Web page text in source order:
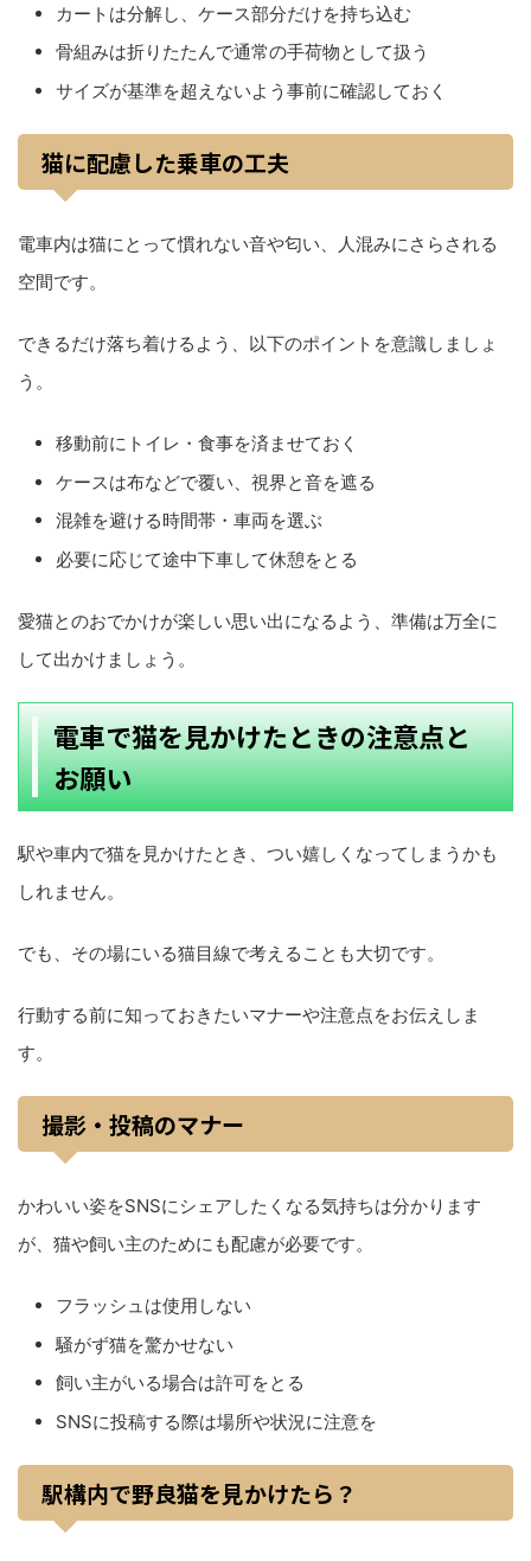
カートは分解し、ケース部分だけを持ち込む
骨組みは折りたたんで通常の手荷物として扱う
サイズが基準を超えないよう事前に確認しておく
猫に配慮した乗車の工夫
電車内は猫にとって慣れない音や匂い、人混みにさらされる
空間です。
できるだけ落ち着けるよう、以下のポイントを意識しましょ
う。
移動前にトイレ・食事を済ませておく
ケースは布などで覆い、視界と音を遮る
混雑を避ける時間帯・車両を選ぶ
必要に応じて途中下車して休憩をとる
愛猫とのおでかけが楽しい思い出になるよう、準備は万全に
して出かけましょう。
電車で猫を見かけたときの注意点と
お願い
駅や車内で猫を見かけたとき、つい嬉しくなってしまうかも
しれません。
でも、その場にいる猫目線で考えることも大切です。
行動する前に知っておきたいマナーや注意点をお伝えしま
す。
撮影・投稿のマナー
かわいい姿をSNSにシェアしたくなる気持ちは分かります
が、猫や飼い主のためにも配慮が必要です。
フラッシュは使用しない
騒がず猫を驚かせない
飼い主がいる場合は許可をとる
SNSに投稿する際は場所や状況に注意を
駅構内で野良猫を見かけたら？